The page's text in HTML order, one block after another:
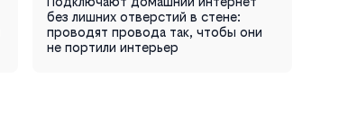
без лишних отверстий в стене:
проводят провода так, чтобы они
не портили интерьер